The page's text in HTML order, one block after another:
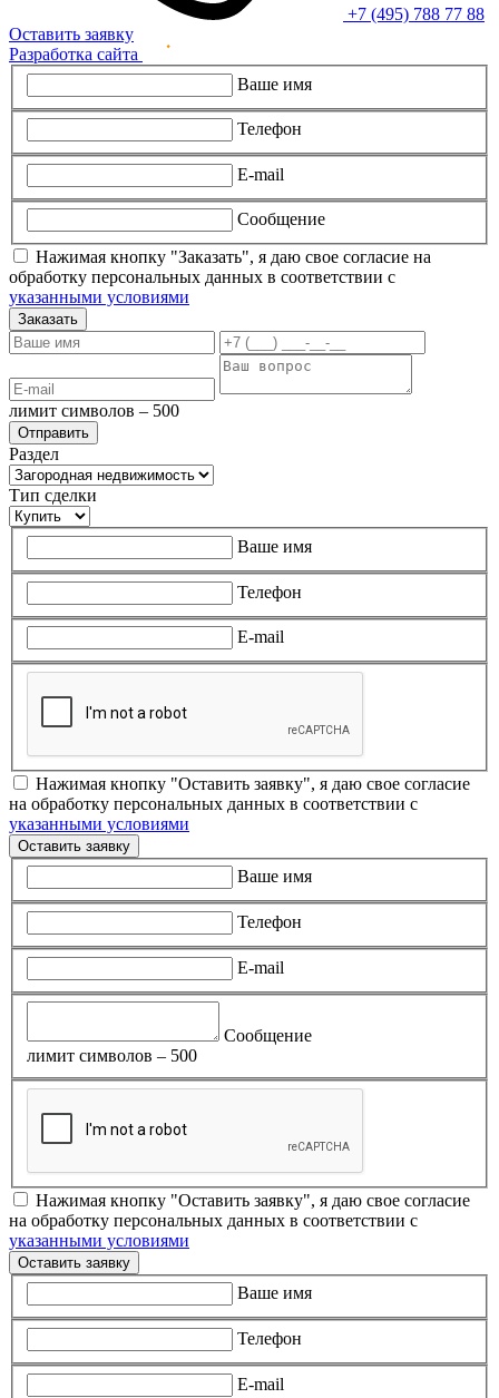
+7 (495) 788 77 88
Оставить заявку
Разработка сайта
Ваше имя
Телефон
E-mail
Сообщение
Нажимая кнопку "Заказать", я даю свое согласие на
обработку персональных данных в соответствии с
указанными условиями
Заказать
лимит символов – 500
Раздел
Тип сделки
Ваше имя
Телефон
E-mail
Нажимая кнопку "Оставить заявку", я даю свое согласие
на обработку персональных данных в соответствии с
указанными условиями
Оставить заявку
Ваше имя
Телефон
E-mail
Сообщение
лимит символов – 500
Нажимая кнопку "Оставить заявку", я даю свое согласие
на обработку персональных данных в соответствии с
указанными условиями
Оставить заявку
Ваше имя
Телефон
E-mail